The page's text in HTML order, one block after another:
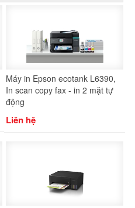
Máy in Epson ecotank L6390,
In scan copy fax - in 2 mặt tự
động
Liên hệ